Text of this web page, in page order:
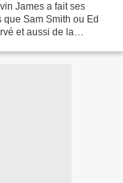
James a fait ses
Sam Smith ou Ed
et aussi de la